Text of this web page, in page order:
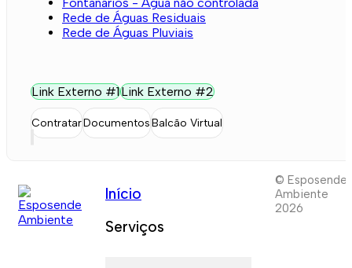
Fontanários - Água não controlada
Rede de Águas Residuais
Rede de Águas Pluviais
Link Externo #1Link Externo #2
ContratarDocumentosBalcão Virtual
Início
Serviços
© Esposende
Ambiente
2026